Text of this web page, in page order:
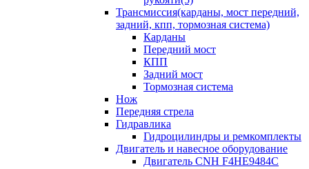
Трансмиссия(карданы, мост передний,
задний, кпп, тормозная система)
Карданы
Передний мост
КПП
Задний мост
Тормозная система
Нож
Передняя стрела
Гидравлика
Гидроцилиндры и ремкомплекты
Двигатель и навесное оборудование
Двигатель CNH F4HE9484C